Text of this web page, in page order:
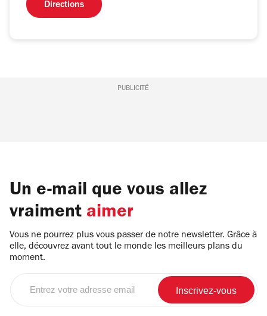
Directions
PUBLICITÉ
Un e-mail que vous allez
vraiment aimer
Vous ne pourrez plus vous passer de notre newsletter. Grâce à
elle, découvrez avant tout le monde les meilleurs plans du
moment.